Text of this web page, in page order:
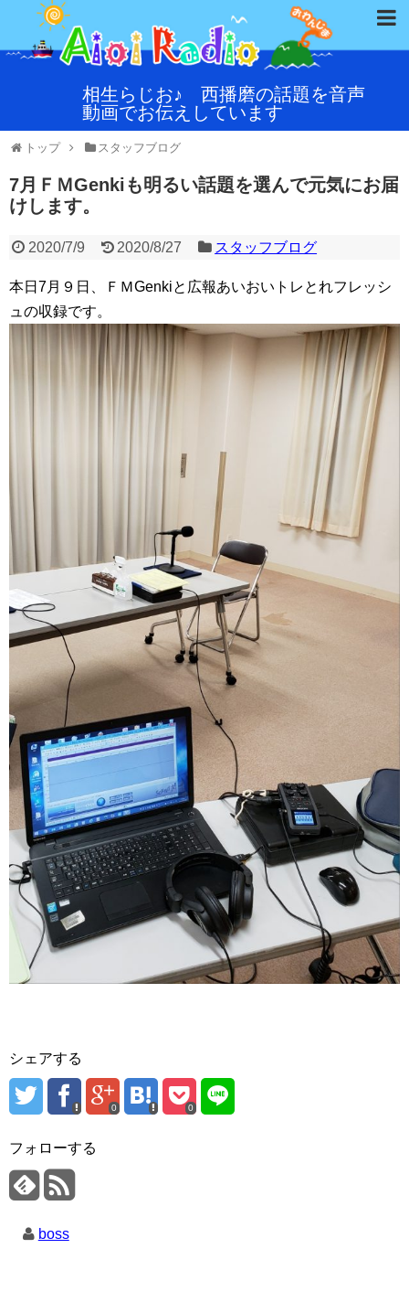
相生らじお♪ 西播磨の話題を音声
動画でお伝えしています
トップ スタッフブログ
7月ＦＭGenkiも明るい話題を選んで元気にお届
けします。
2020/7/9 2020/8/27 スタッフブログ
本日7月９日、ＦＭGenkiと広報あいおいトレとれフレッシ
ュの収録です。
シェアする
0 0
フォローする
boss